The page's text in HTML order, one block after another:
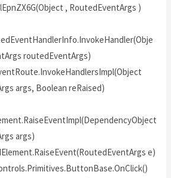
, RoutedEventArgs )
routedEventArgs)
args, Boolean reRaised)
args)
e)